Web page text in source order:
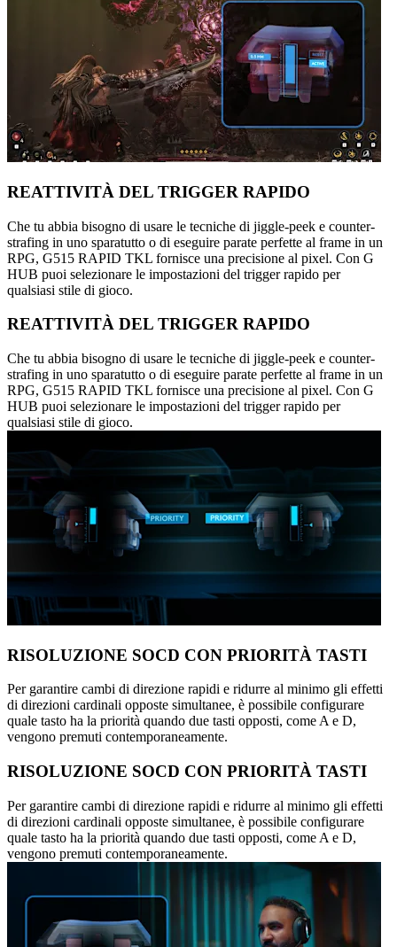
REATTIVITÀ DEL TRIGGER RAPIDO
Che tu abbia bisogno di usare le tecniche di jiggle-peek e counter-
strafing in uno sparatutto o di eseguire parate perfette al frame in un
RPG, G515 RAPID TKL fornisce una precisione al pixel. Con G
HUB puoi selezionare le impostazioni del trigger rapido per
qualsiasi stile di gioco.
REATTIVITÀ DEL TRIGGER RAPIDO
Che tu abbia bisogno di usare le tecniche di jiggle-peek e counter-
strafing in uno sparatutto o di eseguire parate perfette al frame in un
RPG, G515 RAPID TKL fornisce una precisione al pixel. Con G
HUB puoi selezionare le impostazioni del trigger rapido per
qualsiasi stile di gioco.
RISOLUZIONE SOCD CON PRIORITÀ TASTI
Per garantire cambi di direzione rapidi e ridurre al minimo gli effetti
di direzioni cardinali opposte simultanee, è possibile configurare
quale tasto ha la priorità quando due tasti opposti, come A e D,
vengono premuti contemporaneamente.
RISOLUZIONE SOCD CON PRIORITÀ TASTI
Per garantire cambi di direzione rapidi e ridurre al minimo gli effetti
di direzioni cardinali opposte simultanee, è possibile configurare
quale tasto ha la priorità quando due tasti opposti, come A e D,
vengono premuti contemporaneamente.